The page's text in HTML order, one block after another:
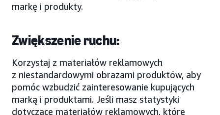
markę i produkty.
Zwiększenie ruchu:
Korzystaj z materiałów reklamowych
z niestandardowymi obrazami produktów, aby
pomóc wzbudzić zainteresowanie kupujących
marką i produktami. Jeśli masz statystyki
dotyczące materiałów reklamowych, które